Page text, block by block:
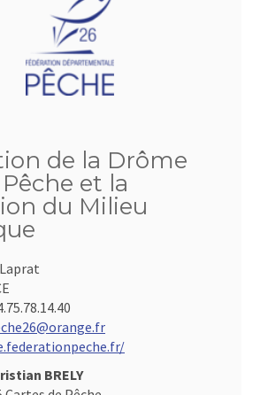
de la Drôme
et la
du Milieu
BRELY